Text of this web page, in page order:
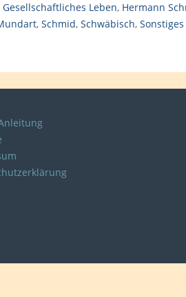
Gesellschaftliches Leben, Hermann
, Schmid, Schwäbisch,